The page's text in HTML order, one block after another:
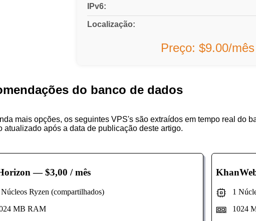
IPv6:
Localização:
Preço: $9.00/mês
do banco de dados
mais opções, os seguintes VPS's são extraídos em tempo real do
atualizado após a data de publicação deste artigo.
— $3,00 / mês
Ryzen (compartilhados)
MB RAM
1
1024